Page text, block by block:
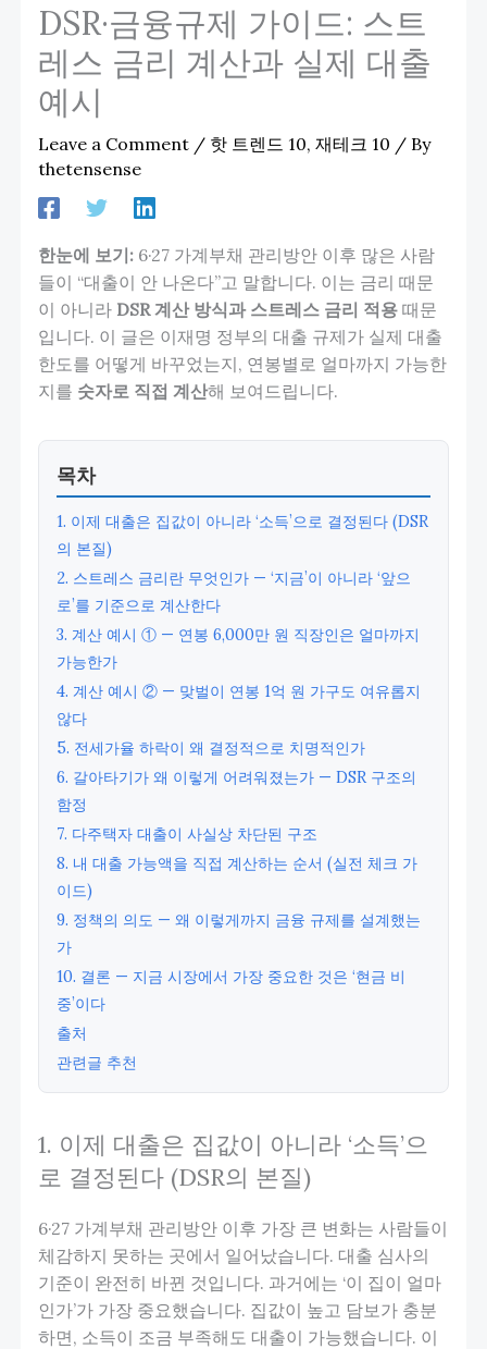
DSR·금융규제 가이드: 스트
레스 금리 계산과 실제 대출
예시
Leave a Comment / 핫 트렌드 10, 재테크 10 / By
thetensense
한눈에 보기:6·27 가계부채 관리방안 이후 많은 사람
들이 “대출이 안 나온다”고 말합니다. 이는 금리 때문
이 아니라 DSR 계산 방식과 스트레스 금리 적용때문
입니다. 이 글은 이재명 정부의 대출 규제가 실제 대출
한도를 어떻게 바꾸었는지, 연봉별로 얼마까지 가능한
지를 숫자로 직접 계산해 보여드립니다.
목차
1. 이제 대출은 집값이 아니라 ‘소득’으로 결정된다 (DSR
의 본질)
2. 스트레스 금리란 무엇인가 — ‘지금’이 아니라 ‘앞으
로’를 기준으로 계산한다
3. 계산 예시 ① — 연봉 6,000만 원 직장인은 얼마까지
가능한가
4. 계산 예시 ② — 맞벌이 연봉 1억 원 가구도 여유롭지
않다
5. 전세가율 하락이 왜 결정적으로 치명적인가
6. 갈아타기가 왜 이렇게 어려워졌는가 — DSR 구조의
함정
7. 다주택자 대출이 사실상 차단된 구조
8. 내 대출 가능액을 직접 계산하는 순서 (실전 체크 가
이드)
9. 정책의 의도 — 왜 이렇게까지 금융 규제를 설계했는
가
10. 결론 — 지금 시장에서 가장 중요한 것은 ‘현금 비
중’이다
출처
관련글 추천
1. 이제 대출은 집값이 아니라 ‘소득’으
로 결정된다 (DSR의 본질)
6·27 가계부채 관리방안 이후 가장 큰 변화는 사람들이
체감하지 못하는 곳에서 일어났습니다. 대출 심사의
기준이 완전히 바뀐 것입니다. 과거에는 ‘이 집이 얼마
인가’가 가장 중요했습니다. 집값이 높고 담보가 충분
하면, 소득이 조금 부족해도 대출이 가능했습니다. 이